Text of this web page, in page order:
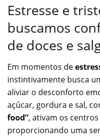
Estresse e
buscamos
de doces e
Em momentos de
instintivamente busca
aliviar o desconforto
açúcar, gordura e sal,
food”, ativam os
proporcionando uma